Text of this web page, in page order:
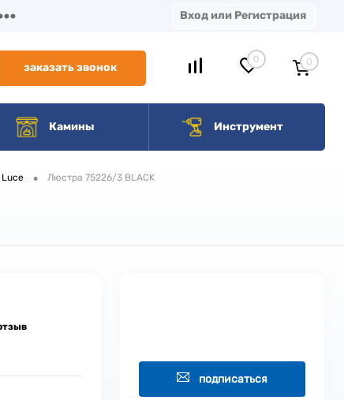
Вход или Регистрация
заказать звонок
0 0
Камины Инструмент
Luce • Люстра 75226/3 BLACK
подписаться